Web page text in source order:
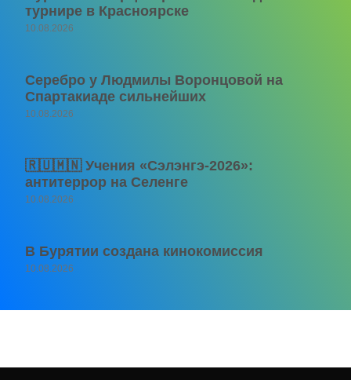
турнире в Красноярске
10.08.2026
Серебро у Людмилы Воронцовой на
Спартакиаде сильнейших
10.08.2026
🇷🇺🇲🇳 Учения «Сэлэнгэ-2026»:
антитеррор на Селенге
10.08.2026
В Бурятии создана кинокомиссия
10.08.2026